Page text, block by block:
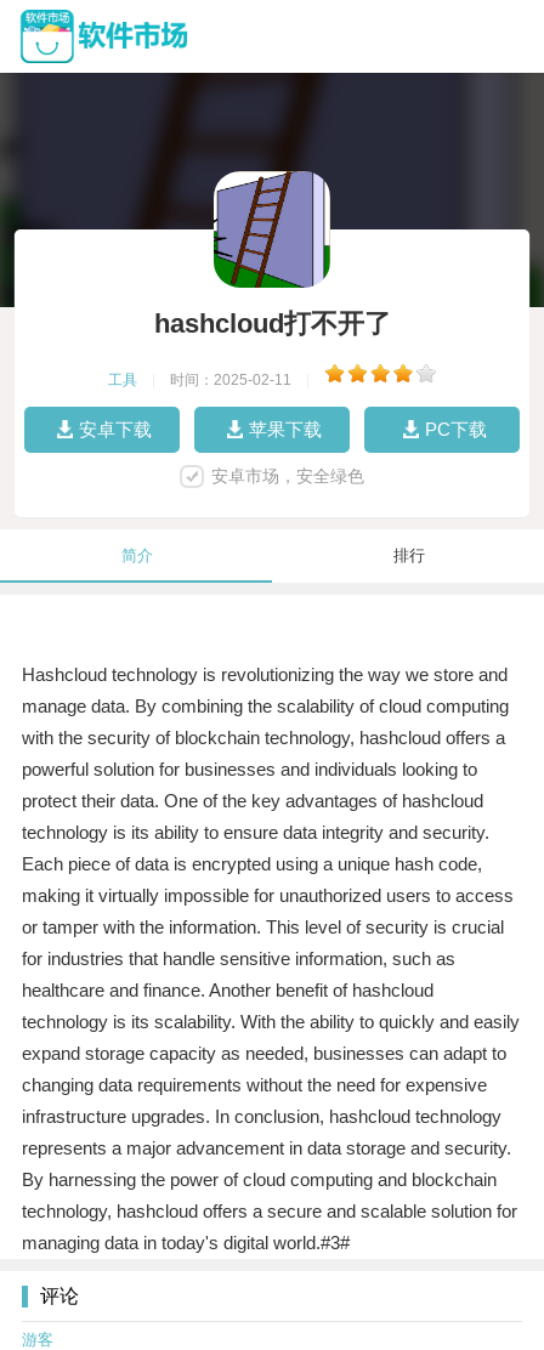
hashcloud打不开了
工具 时间：2025-02-11
安卓下载 苹果下载 PC下载
安卓市场，安全绿色
简介 排行
Hashcloud technology is revolutionizing the way we store and
manage data. By combining the scalability of cloud computing
with the security of blockchain technology, hashcloud offers a
powerful solution for businesses and individuals looking to
protect their data. One of the key advantages of hashcloud
technology is its ability to ensure data integrity and security.
Each piece of data is encrypted using a unique hash code,
making it virtually impossible for unauthorized users to access
or tamper with the information. This level of security is crucial
for industries that handle sensitive information, such as
healthcare and finance. Another benefit of hashcloud
technology is its scalability. With the ability to quickly and easily
expand storage capacity as needed, businesses can adapt to
changing data requirements without the need for expensive
infrastructure upgrades. In conclusion, hashcloud technology
represents a major advancement in data storage and security.
By harnessing the power of cloud computing and blockchain
technology, hashcloud offers a secure and scalable solution for
managing data in today's digital world.#3#
评论
游客